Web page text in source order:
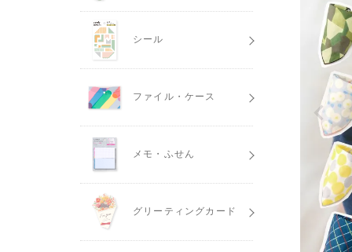
シール
ファイル・ケース
メモ・ふせん
グリーティングカード